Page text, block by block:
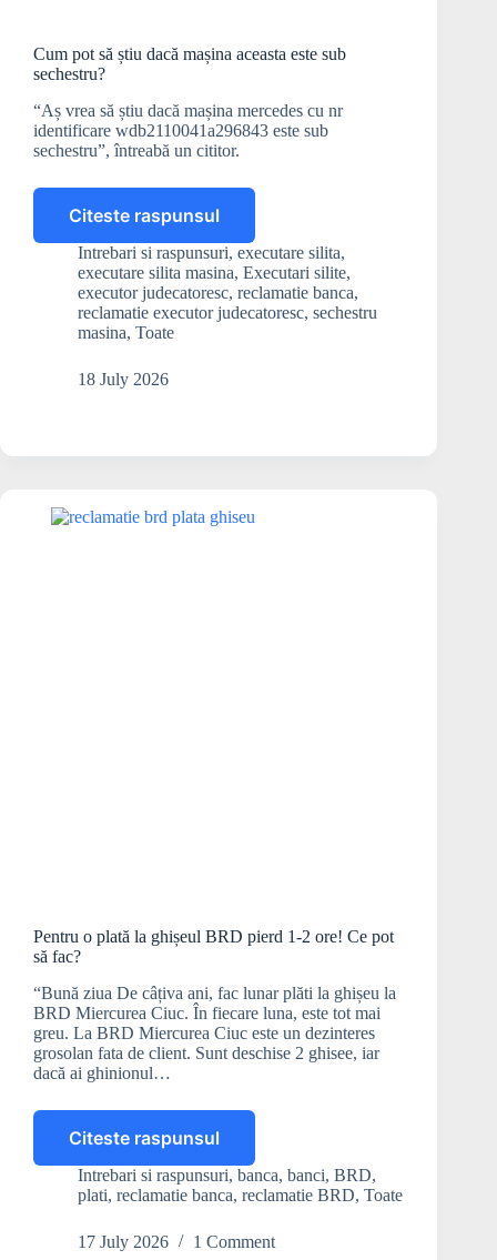
Cum pot să știu dacă mașina aceasta este sub
sechestru?
“Aș vrea să știu dacă mașina mercedes cu nr
identificare wdb2110041a296843 este sub
sechestru”, întreabă un cititor.
Citeste raspunsul
Cum
pot
să
știu
dacă
mașina
este
Intrebari si raspunsuri, executare silita,
executare silita masina, Executari silite,
executor judecatoresc, reclamatie banca,
reclamatie executor judecatoresc, sechestru
masina, Toate
18 July 2026
Pentru o plată la ghișeul BRD pierd 1-2 ore! Ce pot
să fac?
“Bună ziua De câțiva ani, fac lunar plăti la ghișeu la
BRD Miercurea Ciuc. În fiecare luna, este tot mai
greu. La BRD Miercurea Ciuc este un dezinteres
grosolan fata de client. Sunt deschise 2 ghisee, iar
dacă ai ghinionul…
Citeste raspunsul
Pentru
o
plată
ghișeul
Intrebari si raspunsuri, banca, banci, BRD,
plati, reclamatie banca, reclamatie BRD, Toate
17 July 2026 1 Comment